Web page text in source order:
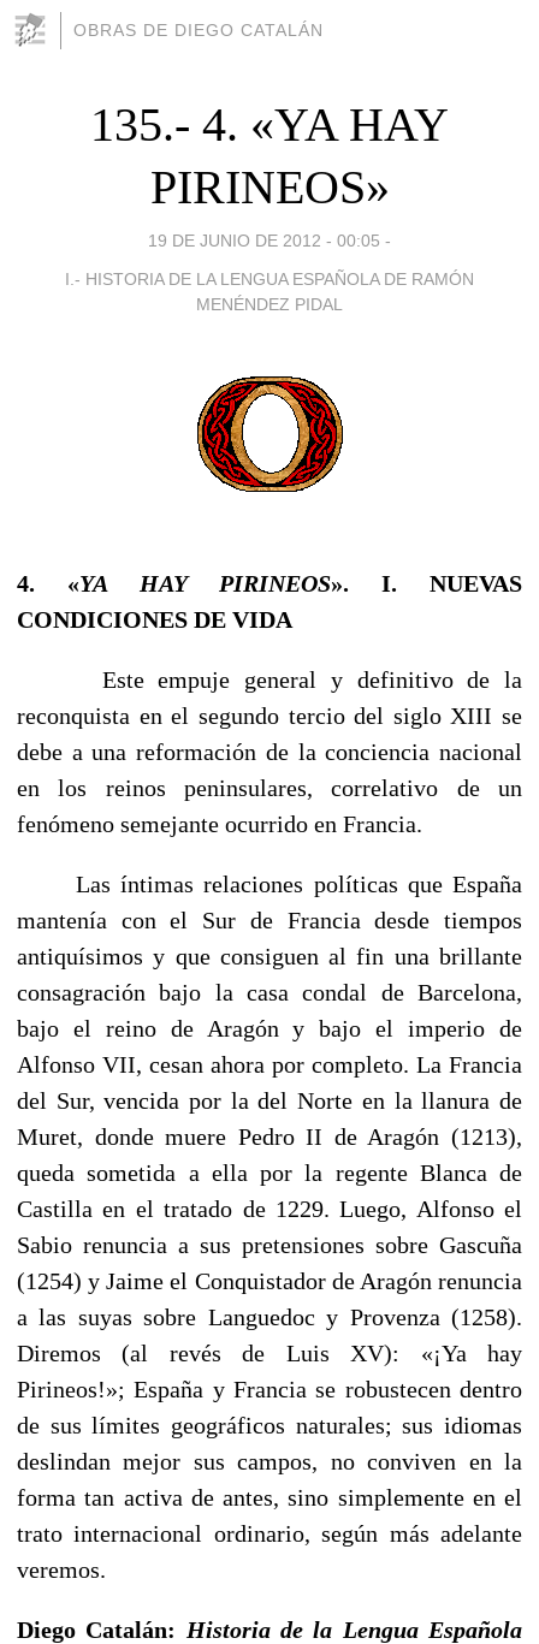
OBRAS DE DIEGO CATALÁN
135.- 4. «YA HAY
PIRINEOS»
19 DE JUNIO DE 2012 - 00:05 -
I.- HISTORIA DE LA LENGUA ESPAÑOLA DE RAMÓN
MENÉNDEZ PIDAL
4. «YA HAY PIRINEOS». I. NUEVAS
CONDICIONES DE VIDA
Este empuje general y definitivo de la
reconquista en el segundo tercio del siglo XIII se
debe a una reformación de la conciencia nacional
en los reinos peninsulares, correlati­vo de un
fenómeno semejante ocurrido en Francia.
Las íntimas relaciones políticas que España
mantenía con el Sur de Francia desde tiempos
antiquísimos y que consi­guen al fin una brillante
consagración bajo la casa condal de Barcelona,
bajo el reino de Aragón y bajo el imperio de
Alfonso VII, cesan ahora por completo. La Francia
del Sur, vencida por la del Norte en la llanura de
Muret, don­de muere Pedro II de Aragón (1213),
queda sometida a ella por la regente Blanca de
Castilla en el tratado de 1229. Luego, Alfonso el
Sabio renuncia a sus pretensiones sobre Gascuña
(1254) y Jaime el Conquistador de Aragón renun­cia
a las suyas sobre Languedoc y Provenza (1258).
Dire­mos (al revés de Luis XV): «¡Ya hay
Pirineos!»; España y Francia se robustecen dentro
de sus límites geográficos naturales; sus idiomas
deslindan mejor sus campos, no con­viven en la
forma tan activa de antes, sino simplemente en el
trato internacional ordinario, según más adelante
ve­remos.
Diego Catalán: Historia de la Lengua Española